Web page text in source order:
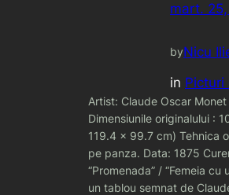
mart.
byNicu
in Picturi
Artist: Claude Oscar
Dimensiunile originalului :
119.4 x 99.7 cm) Tehnica
pe panza. Data: 1875
“Promenada” / “Femeia cu
un tablou semnat de